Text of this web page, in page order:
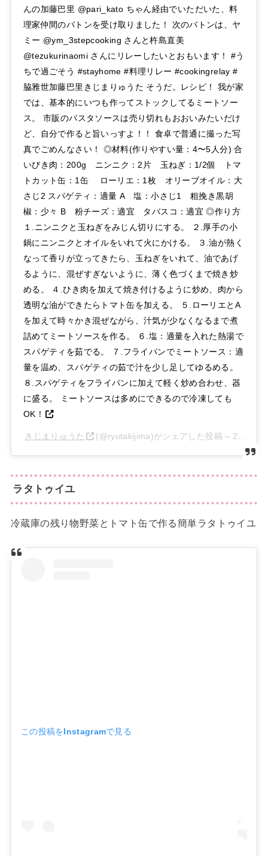
んの加藤巴里 @pari_kato ちゃん経由でいただいた、料
理家仲間のバトンを受け取りました！ 次のバトンは、ヤ
ミー @ym_3stepcooking さんと杵島直美
@tezukurinaomi さんにリレーしたいとおもいます！ #う
ちで過ごそう #stayhome #料理リレー #cookingrelay #
脇雅世加藤巴里きじまりゅうた そうだ。レシピ！ 我が家
では、基本的にいつも作ってストックしてるミートソー
ス。 市販のパスタソースは売り切れもおおいみたいだけ
ど、自分で作ると旨いっすよ！！ 食卓で普通に撮った写
真でごめんなさい！ ◎材料(作りやすい量：4〜5人分) 合
いびき肉：200g ニンニク：2片 玉ねぎ：1/2個 トマ
トカット缶：1缶 ローリエ：1枚 オリーブオイル：大
さじ2 スパゲティ：適量 A 塩：小さじ1 粗挽き黒胡
椒：少々 B 粉チーズ：適宜 タバスコ：適宜 ◎作り方
１.ニンニクと玉ねぎをみじん切りにする。 ２.厚手の小
鍋にニンニクとオイルをいれて火にかける。 ３.油が熱く
なって香りが立ってきたら、玉ねぎをいれて、油であげ
るように、混ぜすぎないように、薄く色づくまで焼き炒
める。 ４.ひき肉を加えて焼き付けるように炒め、肉から
透明な油ができたらトマト缶を加える。 ５.ローリエとA
を加えて時々かき混ぜながら、汁気が少なくなるまで煮
詰めてミートソースを作る。 ６.塩：適量を入れた熱湯で
スパゲティを茹でる。 ７.フライパンでミートソース：適
量を温め、スパゲティの茹で汁を少し足してゆるめる。
８.スパゲティをフライパンに加えて軽く炒め合わせ、器
に盛る。 ミートソースは多めにできるので冷凍しても
OK！
きじまりゅうた (@ryutakijima)がシェアした投稿 – 2020年
ラタトゥイユ
冷蔵庫の残り物野菜とトマト缶で作る簡単ラタトゥイユ
この投稿をInstagramで見る